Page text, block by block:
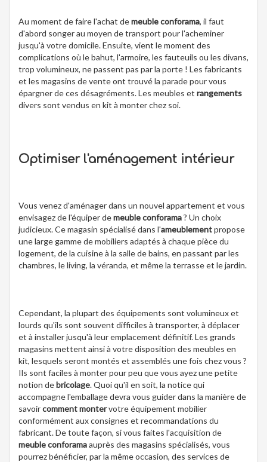
Au moment de faire l'achat demeuble conforama, il faut
d'abord songer au moyen de transport pour l'acheminer
jusqu'à votre domicile. Ensuite, vient le moment des
complications où le bahut, l'armoire, les fauteuils ou les divans,
trop volumineux, ne passent pas par la porte ! Les fabricants
et les magasins de vente ont trouvé la parade pour vous
épargner de ces désagréments. Les meubles et rangements
divers sont vendus en kit à monter chez soi.
Optimiser l'aménagement intérieur
Vous venez d'aménager dans un nouvel appartement et vous
envisagez de l'équiper demeuble conforama? Un choix
judicieux. Ce magasin spécialisé dans l'ameublementpropose
une large gamme de mobiliers adaptés à chaque pièce du
logement, de la cuisine à la salle de bains, en passant par les
chambres, le living, la véranda, et même la terrasse et le jardin.
Cependant, la plupart des équipements sont volumineux et
lourds qu'ils sont souvent difficiles à transporter, à déplacer
et à installer jusqu'à leur emplacement définitif. Les grands
magasins mettent ainsi à votre disposition des meubles en
kit, lesquels seront montés et assemblés une fois chez vous ?
Ils sont faciles à monter pour peu que vous ayez une petite
notion debricolage. Quoi qu'il en soit, la notice qui
accompagne l'emballage devra vous guider dans la manière de
savoircomment montervotre équipement mobilier
conformément aux consignes et recommandations du
fabricant. De toute façon, si vous faites l'acquisition de
meuble conforamaauprès des magasins spécialisés, vous
pourrez bénéficier, par la même occasion, des services de